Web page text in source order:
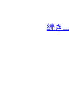
続き...